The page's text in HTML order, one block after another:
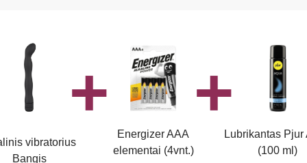
vibratorius
Bangis
Energizer AAA
elementai (4vnt.)
Lubrikantas Pjur
(100 ml)